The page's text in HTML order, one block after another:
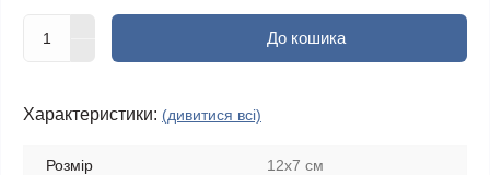
До кошика
Характеристики: (дивитися всі)
Розмір 12х7 см